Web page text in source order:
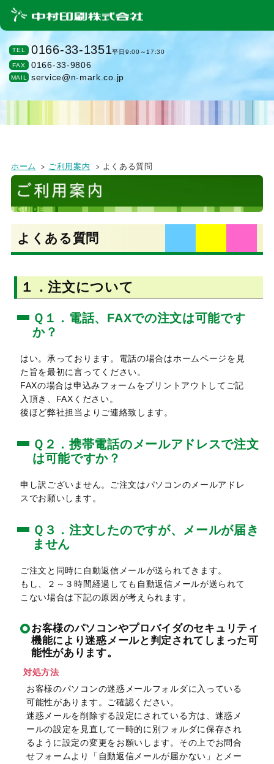
TEL 0166-33-1351平日9:00～17:30
FAX
0166-33-9806
MAIL service@n-mark.co.jp
ホーム ご利用案内 よくある質問
よくある質問
１．注文について
Ｑ１．電話、FAXでの注文は可能です
か？
はい。承っております。電話の場合はホームページを見
た旨を最初に言ってください。
FAXの場合は申込みフォームをプリントアウトしてご記
入頂き、FAXください。
後ほど弊社担当よりご連絡致します。
Ｑ２．携帯電話のメールアドレスで注文
は可能ですか？
申し訳ございません。ご注文はパソコンのメールアドレ
スでお願いします。
Ｑ３．注文したのですが、メールが届き
ません
ご注文と同時に自動返信メールが送られてきます。
もし、２～３時間経過しても自動返信メールが送られて
こない場合は下記の原因が考えられます。
お客様のパソコンやプロバイダのセキュリティ
機能により迷惑メールと判定されてしまった可
能性があります。
対処方法
お客様のパソコンの迷惑メールフォルダに入っている
可能性があります。ご確認ください。
迷惑メールを削除する設定にされている方は、迷惑メ
ールの設定を見直して一時的に別フォルダに保存され
るように設定の変更をお願いします。その上でお問合
せフォームより「自動返信メールが届かない」とメー